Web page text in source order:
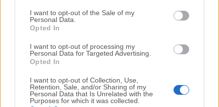
I want to opt-out of the Sale of my
Personal Data.
Opted In
I want to opt-out of processing my
Personal Data for Targeted Advertising.
Opted In
I want to opt-out of Collection, Use,
Retention, Sale, and/or Sharing of my
Personal Data that Is Unrelated with the
Purposes for which it was collected.